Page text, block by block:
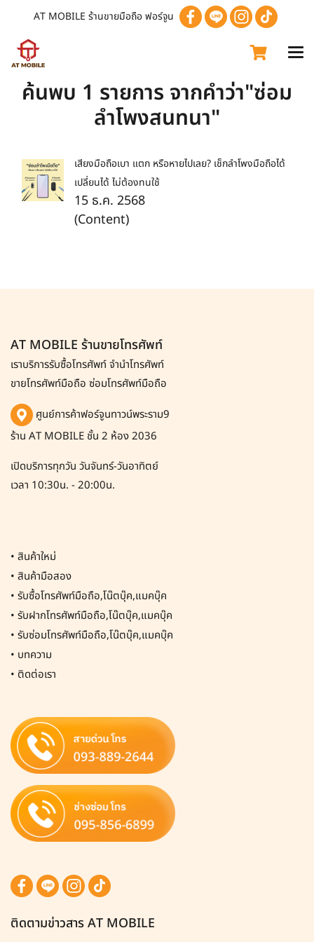
AT MOBILE ร้านขายมือถือ ฟอร์จูน
ค้นพบ 1 รายการ จากคำว่า"ซ่อม
ลำโพงสนทนา"
เสียงมือถือเบา แตก หรือหายไปเลย? เช็กลำโพงมือถือได้
เปลี่ยนได้ ไม่ต้องทนใช้
15 ธ.ค. 2568
(Content)
AT MOBILE ร้านขายโทรศัพท์
เราบริการรับซื้อโทรศัพท์จำนำโทรศัพท์
ขายโทรศัพท์มือถือ ซ่อมโทรศัพท์มือถือ
ศูนย์การค้าฟอร์จูนทาวน์พระราม9
ร้าน AT MOBILE ชั้น 2 ห้อง 2036
เปิดบริการทุกวัน วันจันทร์-วันอาทิตย์
เวลา 10:30น. - 20:00น.
• สินค้าใหม่
• สินค้ามือสอง
• รับซื้อโทรศัพท์มือถือ,โน๊ตบุ๊ค,แมคบุ๊ค
• รับฝากโทรศัพท์มือถือ,โน๊ตบุ๊ค,แมคบุ๊ค
• รับซ่อมโทรศัพท์มือถือ,โน๊ตบุ๊ค,แมคบุ๊ค
• บทความ
• ติดต่อเรา
ติดตามข่าวสาร AT MOBILE